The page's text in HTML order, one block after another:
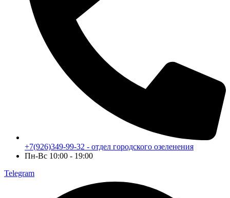
+7(926)349-99-32 - отдел городского озеленения
Пн-Вс 10:00 - 19:00
Telegram